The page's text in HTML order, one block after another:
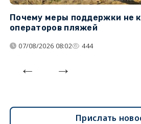
Почему меры поддержки не
операторов пляжей
07/08/2026 08:02 444
Прислать